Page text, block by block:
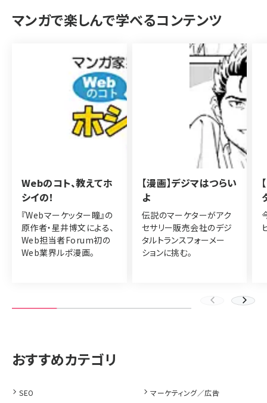
マンガで楽しんで学べるコンテンツ
Webのコト、教えてホ
シイの！
『Webマーケッター瞳』の
原作者・星井博文による、
Web担当者Forum初の
Web業界ルポ漫画。
【漫画】デジマはつらい
よ
伝説のマーケターがアク
セサリー販売会社のデジ
タルトランスフォーメー
ションに挑む。
SEO マーケティング／広告